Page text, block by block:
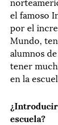
el famoso
por el
Mundo,
alumnos
tener
en la
escuela?